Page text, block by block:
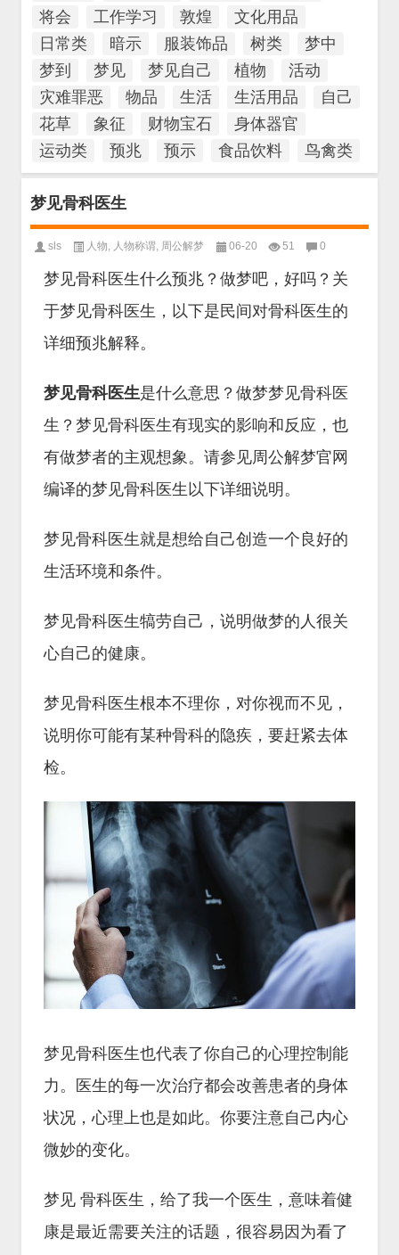
将会
工作学习 敦煌
文化用品
日常类
暗示 服装饰品 树类
梦中
梦到
梦见 梦见自己 植物
活动
灾难罪恶
物品 生活 生活用品
自己
花草
象征 财物宝石
身体器官
运动类
预兆 预示 食品饮料 鸟禽类
梦见骨科医生
sls 人物, 人物称谓, 周公解梦 06-20 51 0
梦见骨科医生什么预兆？做梦吧，好吗？关
于梦见骨科医生，以下是民间对骨科医生的
详细预兆解释。
梦见骨科医生是什么意思？做梦梦见骨科医
生？梦见骨科医生有现实的影响和反应，也
有做梦者的主观想象。请参见周公解梦官网
编译的梦见骨科医生以下详细说明。
梦见骨科医生就是想给自己创造一个良好的
生活环境和条件。
梦见骨科医生犒劳自己，说明做梦的人很关
心自己的健康。
梦见骨科医生根本不理你，对你视而不见，
说明你可能有某种骨科的隐疾，要赶紧去体
检。
梦见骨科医生也代表了你自己的心理控制能
力。医生的每一次治疗都会改善患者的身体
状况，心理上也是如此。你要注意自己内心
微妙的变化。
梦见 骨科医生，给了我一个医生，意味着健
康是最近需要关注的话题，很容易因为看了